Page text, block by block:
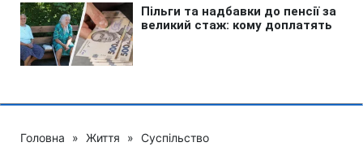
Головна » Життя » Суспільство